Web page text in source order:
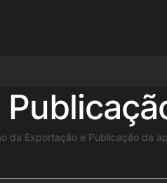
da Exportação e Publicação da